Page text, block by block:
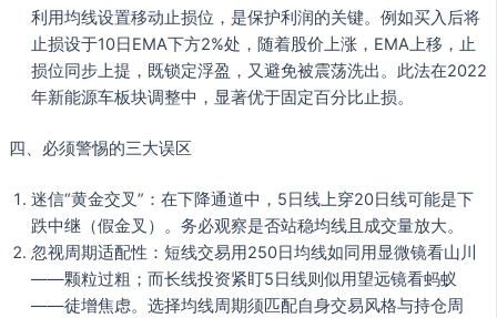
利用均线设置移动止损位，是保护利润的关键。例如买入后将
止损设于10日EMA下方2%处，随着股价上涨，EMA上移，止
损位同步上提，既锁定浮盈，又避免被震荡洗出。此法在2022
年新能源车板块调整中，显著优于固定百分比止损。
四、必须警惕的三大误区
迷信“黄金交叉”：在下降通道中，5日线上穿20日线可能是下
跌中继（假金叉）。务必观察是否站稳均线且成交量放大。
忽视周期适配性：短线交易用250日均线如同用显微镜看山川
——颗粒过粗；而长线投资紧盯5日线则似用望远镜看蚂蚁
——徒增焦虑。选择均线周期须匹配自身交易风格与持仓周